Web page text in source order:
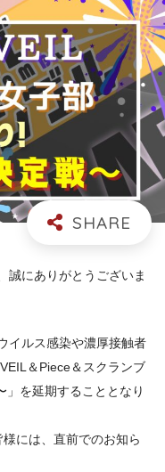
誠にありがとうございま
イルス感染や濃厚接触者
＆Piece＆スクランブ
」を延期することとなり
には、直前でのお知ら